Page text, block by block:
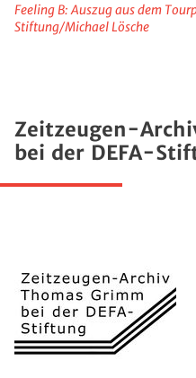
Feeling B: Auszug aus dem
Stiftung/Michael Lösche
Zeitzeugen-
bei der DEFA-